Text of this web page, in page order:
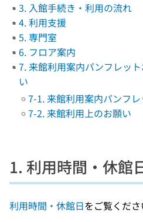
3. 入館手続き・利用の流れ
4. 利用支援
5. 専門室
6. フロア案内
7. 来館利用案内パンフレッ
い
7-1. 来館利用案内パンフレ
7-2. 来館利用上のお願い
1. 利用時間・休館
利用時間・休館日をご覧くださ